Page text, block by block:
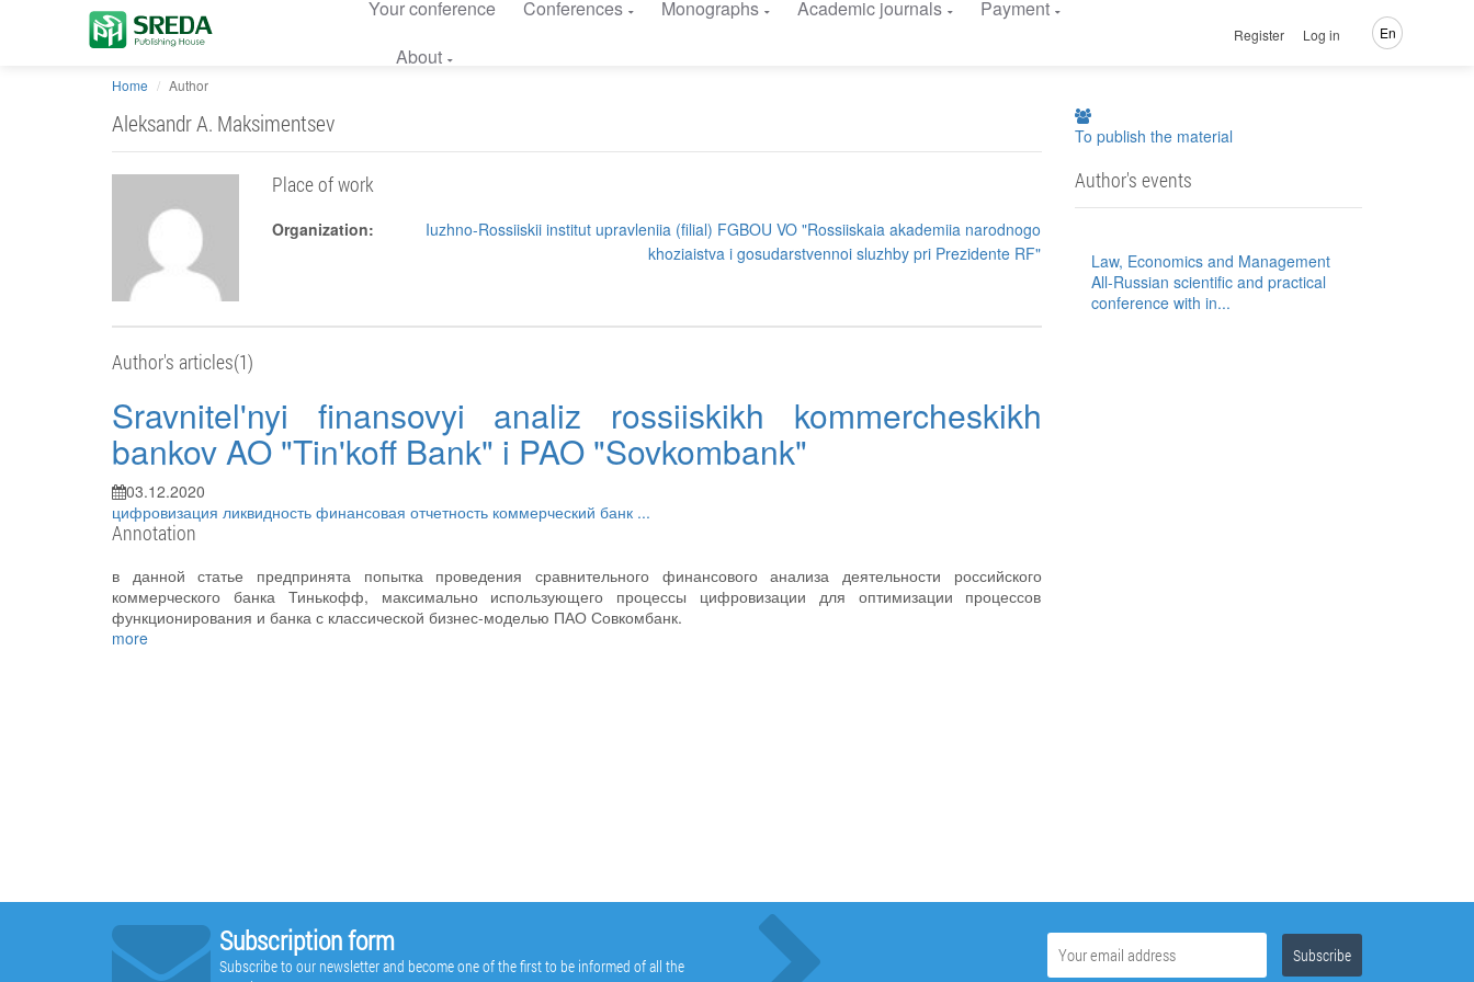
Your conference Conferences Monographs Academic journals
Payment
About
Register Log in En
Home Author
Aleksandr A. Maksimentsev
Place of work
Organization:
Iuzhno-Rossiiskii institut upravleniia (filial) FGBOU VO "Rossiiskaia akademiia narodnogo
khoziaistva i gosudarstvennoi sluzhby pri Prezidente RF"
Author's articles(1)
Sravnitel'nyi finansovyi analiz rossiiskikh kommercheskikh
bankov AO "Tin'koff Bank" i PAO "Sovkombank"
03.12.2020
цифровизация ликвидность финансовая отчетность коммерческий банк ...
Annotation
в данной статье предпринята попытка проведения сравнительного финансового анализа деятельности российского
коммерческого банка Тинькофф, максимально использующего процессы цифровизации для оптимизации процессов
функционирования и банка с классической бизнес-моделью ПАО Совкомбанк.
more
To publish the material
Author's events
Law, Economics and Management
All-Russian scientific and practical
conference with in...
Subscription form
Subscribe to our newsletter and become one of the first to be informed of all the